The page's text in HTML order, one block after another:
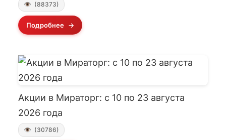
(88373)
Подробнее
Акции в Мираторг: с 10 по 23 августа
2026 года
(30786)